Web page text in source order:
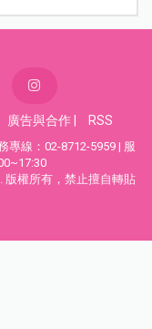
廣告與合作| RSS
專線：02-8712-5959 | 服
版權所有，禁止擅自轉貼